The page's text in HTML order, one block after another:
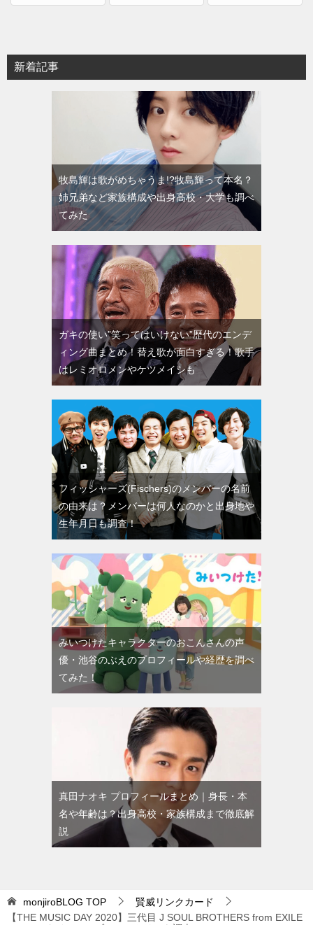
新着記事
牧島輝は歌がめちゃうま!?牧島輝って本名？
姉兄弟など家族構成や出身高校・大学も調べ
てみた
ガキの使い”笑ってはいけない”歴代のエンデ
ィング曲まとめ！替え歌が面白すぎる！歌手
はレミオロメンやケツメイシも
フィッシャーズ(Fischers)のメンバーの名前
の由来は？メンバーは何人なのかと出身地や
生年月日も調査！
みいつけたキャラクターのおこんさんの声
優・池谷のぶえのプロフィールや経歴を調べ
てみた！
真田ナオキ プロフィールまとめ｜身長・本
名や年齢は？出身高校・家族構成まで徹底解
説
monjiroBLOG TOP
賢威リンクカード
【THE MUSIC DAY 2020】三代目 J SOUL BROTHERS from EXILE